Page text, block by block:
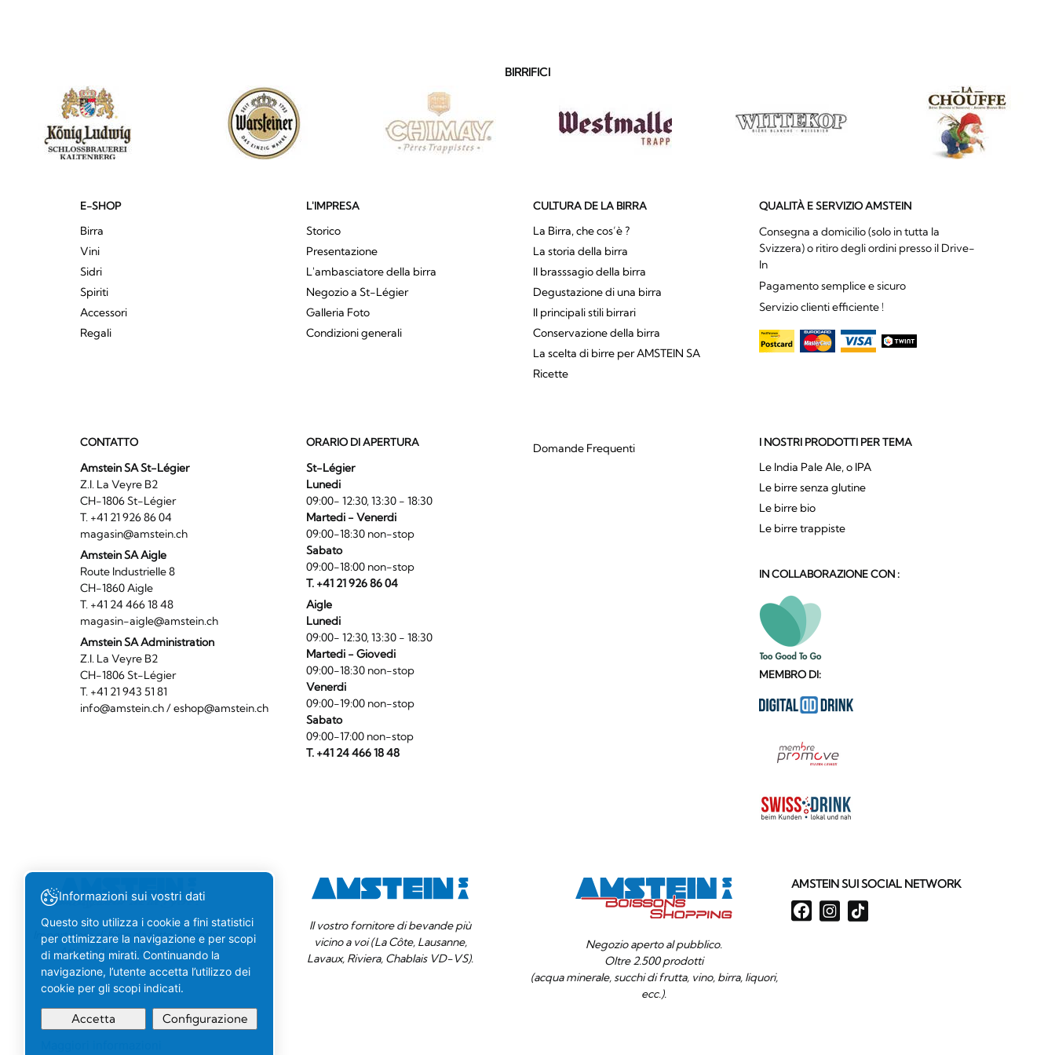
BIRRIFICI
E-SHOP
Birra
Vini
Sidri
Spiriti
Accessori
Regali
L'IMPRESA
Storico
Presentazione
L'ambasciatore della birra
Negozio a St-Légier
Galleria Foto
Condizioni generali
CULTURA DE LA BIRRA
La Birra, che cos’è ?
La storia della birra
Il brasssagio della birra
Degustazione di una birra
Il principali stili birrari
Conservazione della birra
La scelta di birre per AMSTEIN SA
Ricette
QUALITÀ E SERVIZIO AMSTEIN
Consegna a domicilio (solo in tutta la
Svizzera) o ritiro degli ordini presso il Drive-
In
Pagamento semplice e sicuro
Servizio clienti efficiente !
CONTATTO
Amstein SA St-Légier
Z.I. La Veyre B2
CH-1806 St-Légier
T. +41 21 926 86 04
magasin@amstein.ch
Amstein SA Aigle
Route Industrielle 8
CH-1860 Aigle
T. +41 24 466 18 48
magasin-aigle@amstein.ch
Amstein SA Administration
Z.I. La Veyre B2
CH-1806 St-Légier
T. +41 21 943 51 81
info@amstein.ch/eshop@amstein.ch
ORARIO DI APERTURA
St-Légier
Lunedi
09:00- 12:30, 13:30 - 18:30
Martedi - Venerdi
09:00-18:30 non-stop
Sabato
09:00-18:00 non-stop
T. +41 21 926 86 04
Aigle
Lunedi
09:00- 12:30, 13:30 - 18:30
Martedi - Giovedi
09:00-18:30 non-stop
Venerdi
09:00-19:00 non-stop
Sabato
09:00-17:00 non-stop
T. +41 24 466 18 48
Domande Frequenti I NOSTRI PRODOTTI PER TEMA
Le India Pale Ale, o IPA
Le birre senza glutine
Le birre bio
Le birre trappiste
IN COLLABORAZIONE CON :
MEMBRO DI:
Importatore di birre da tutto il mondo.
Attivo sul mercato svizzero.
Il vostro fornitore di bevande più
vicino a voi (La Côte, Lausanne,
Lavaux, Riviera, Chablais VD-VS).
Negozio aperto al pubblico.
Oltre 2.500 prodotti
(acqua minerale, succhi di frutta, vino, birra, liquori,
ecc.).
AMSTEIN SUI SOCIAL NETWORK
Informazioni sui vostri dati
Questo sito utilizza i cookie a fini statistici
per ottimizzare la navigazione e per scopi
di marketing mirati. Continuando la
navigazione, l’utente accetta l’utilizzo dei
cookie per gli scopi indicati.
Accetta Configurazione